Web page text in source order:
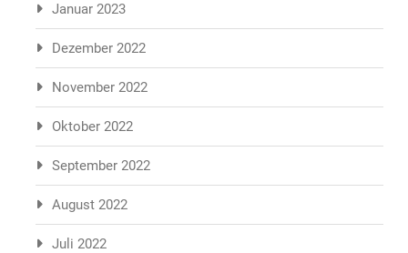
Januar 2023
Dezember 2022
November 2022
Oktober 2022
September 2022
August 2022
Juli 2022